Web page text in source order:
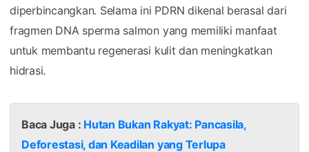
diperbincangkan. Selama ini PDRN dikenal berasal dari
fragmen DNA sperma salmon yang memiliki manfaat
untuk membantu regenerasi kulit dan meningkatkan
hidrasi.
Baca Juga : Hutan Bukan Rakyat: Pancasila,
Deforestasi, dan Keadilan yang Terlupa